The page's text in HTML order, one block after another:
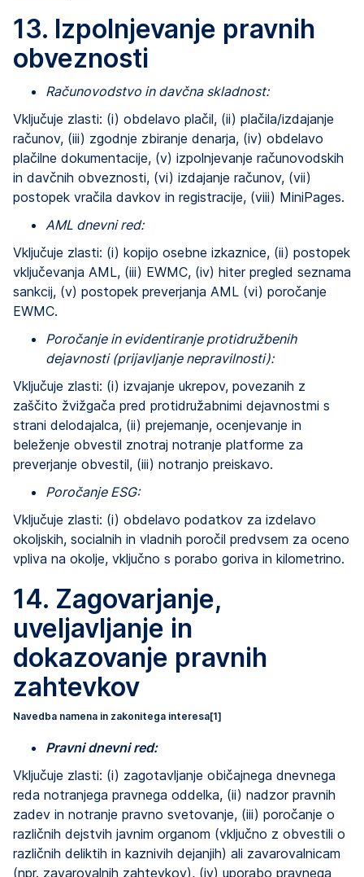
13. Izpolnjevanje pravnih
obveznosti
Računovodstvo in davčna skladnost:
Vključuje zlasti: (i) obdelavo plačil, (ii) plačila/izdajanje
računov, (iii) zgodnje zbiranje denarja, (iv) obdelavo
plačilne dokumentacije, (v) izpolnjevanje računovodskih
in davčnih obveznosti, (vi) izdajanje računov, (vii)
postopek vračila davkov in registracije, (viii) MiniPages.
AML dnevni red:
Vključuje zlasti: (i) kopijo osebne izkaznice, (ii) postopek
vključevanja AML, (iii) EWMC, (iv) hiter pregled seznama
sankcij, (v) postopek preverjanja AML (vi) poročanje
EWMC.
Poročanje in evidentiranje protidružbenih
dejavnosti (prijavljanje nepravilnosti):
Vključuje zlasti: (i) izvajanje ukrepov, povezanih z
zaščito žvižgača pred protidružabnimi dejavnostmi s
strani delodajalca, (ii) prejemanje, ocenjevanje in
beleženje obvestil znotraj notranje platforme za
preverjanje obvestil, (iii) notranjo preiskavo.
Poročanje ESG:
Vključuje zlasti: (i) obdelavo podatkov za izdelavo
okoljskih, socialnih in vladnih poročil predvsem za oceno
vpliva na okolje, vključno s porabo goriva in kilometrino.
14. Zagovarjanje,
uveljavljanje in
dokazovanje pravnih
zahtevkov
Navedba namena in zakonitega interesa[1]
Pravni dnevni red:
Vključuje zlasti: (i) zagotavljanje običajnega dnevnega
reda notranjega pravnega oddelka, (ii) nadzor pravnih
zadev in notranje pravno svetovanje, (iii) poročanje o
različnih dejstvih javnim organom (vključno z obvestili o
različnih deliktih in kaznivih dejanjih) ali zavarovalnicam
(npr. zavarovalnih zahtevkov), (iv) uporabo pravnega